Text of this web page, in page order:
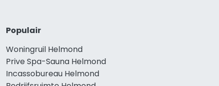
Populair
Woningruil Helmond
Prive Spa-Sauna Helmond
Incassobureau Helmond